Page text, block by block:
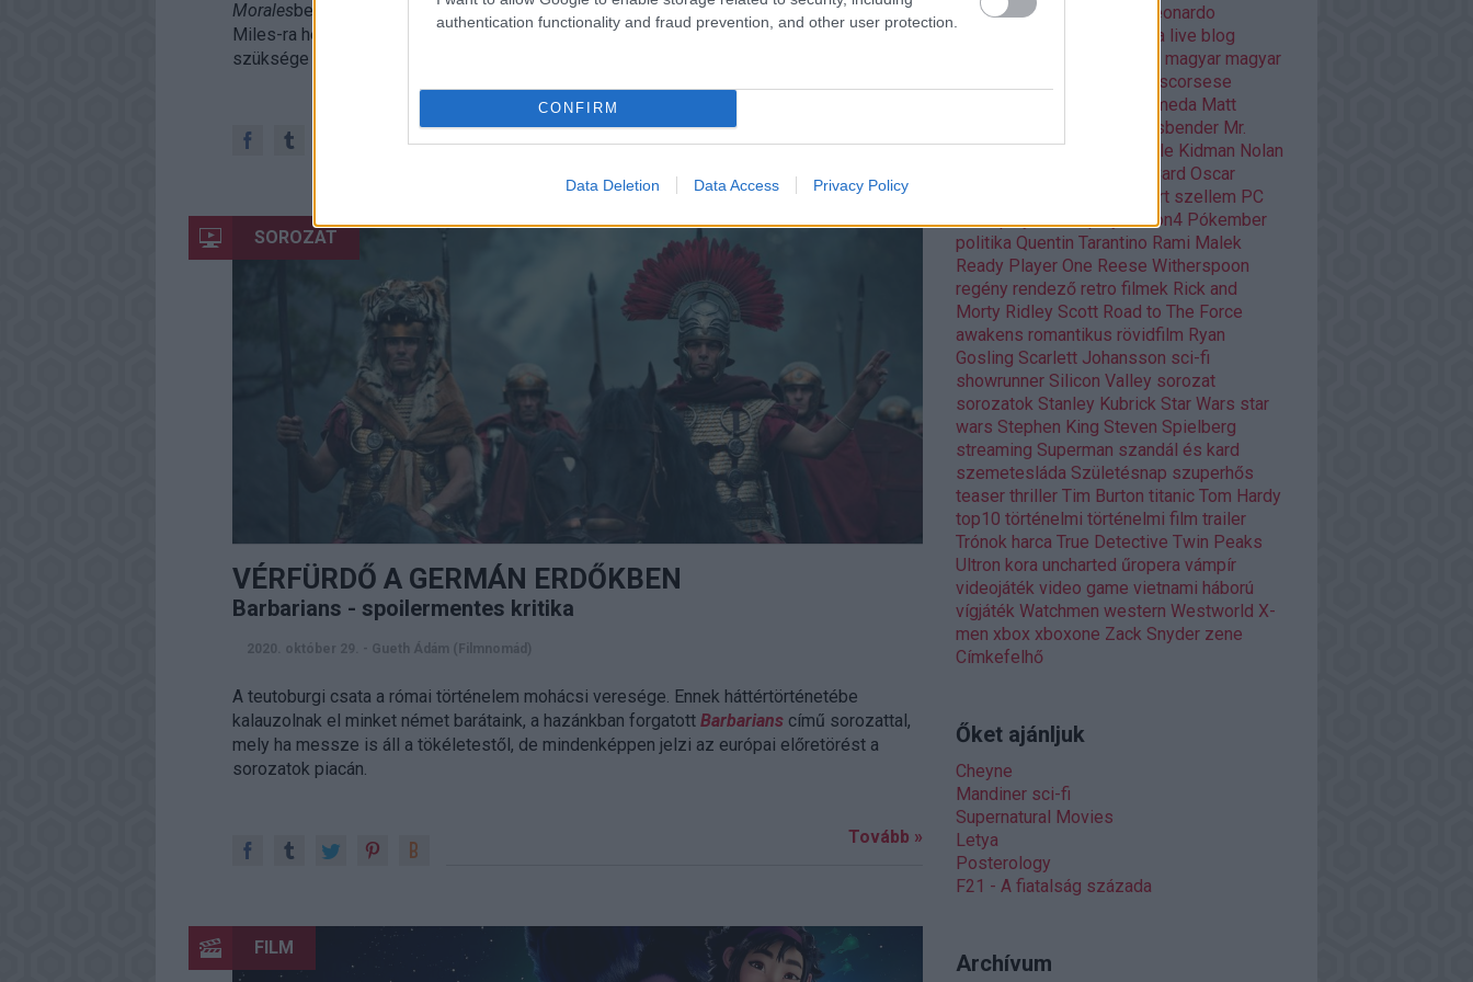
authentication functionality and fraud prevention, and other user protection.
CONFIRM
Data Deletion Data Access Privacy Policy
Moralesben az Insomniac Games csapata Peter Parker helyett ezúttal a címszereplő
Miles-ra helyezi a hangsúlyt, akinek minden újdonsült képességére, na meg ügyességére
szüksége lesz, ha elejét szeretné venni az újabb szupergonosz fenyegetésnek.
SOROZAT
VÉRFÜRDŐ A GERMÁN ERDŐKBEN
Barbarians - spoilermentes kritika
2020. október 29. - Gueth Ádám (Filmnomád)
A teutoburgi csata a római történelem mohácsi veresége. Ennek háttértörténetébe
kalauzolnak el minket német barátaink, a hazánkban forgatott Barbarians című sorozattal,
mely ha messze is áll a tökéletestől, de mindenképpen jelzi az európai előretörést a
sorozatok piacán.
Tovább »
FILM
kultfilm kultuszfilmekről
Leonardo
lista live blog
magyar magyar
martin scorsese
mass effect andromeda Matt
Michael Fassbender Mr.
Robot musical Nicole Kidman Nolan
Orson Scott Card Oscar
Páncélba zárt szellem PC
Pixar playstation playstation4 Pókember
politika Quentin Tarantino Rami Malek
Ready Player One Reese Witherspoon
regény rendező retro filmek Rick and
Morty Ridley Scott Road to The Force
awakens romantikus rövidfilm Ryan
Gosling Scarlett Johansson sci-fi
showrunner Silicon Valley sorozat
sorozatok Stanley Kubrick Star Wars star
wars Stephen King Steven Spielberg
streaming Superman szandál és kard
szemetesláda Születésnap szuperhős
teaser thriller Tim Burton titanic Tom Hardy
top10 történelmi történelmi film trailer
Trónok harca True Detective Twin Peaks
Ultron kora uncharted űropera vámpír
videojáték video game vietnami háború
vígjáték Watchmen western Westworld X-
men xbox xboxone Zack Snyder zene
Címkefelhő
Őket ajánljuk
Cheyne
Mandiner sci-fi
Supernatural Movies
Letya
Posterology
F21 - A fiatalság százada
Archívum